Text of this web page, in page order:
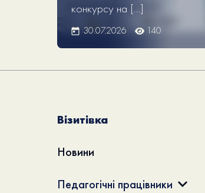
конкурсу на […]
30.07.2026 140
Візитівка
Новини
Педагогічні працівники